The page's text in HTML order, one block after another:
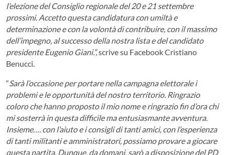
l’elezione del Consiglio regionale del 20 e 21 settembre
prossimi. Accetto questa candidatura con umiltà e
determinazione e con la volontà di contribuire, con il massimo
dell’impegno, al successo della nostra lista e del candidato
presidente Eugenio Giani.”,scrive su Facebook Cristiano
Benucci.
“Sarà l’occasione per portare nella campagna elettorale i
problemi e le opportunità del nostro territorio. Ringrazio
coloro che hanno proposto il mio nome e ringrazio fin d’ora chi
mi sosterrà in questa difficile ma entusiasmante avventura.
Insieme…. con l’aiuto e i consigli di tanti amici, con l’esperienza
di tanti militanti e amministratori, possiamo provare a giocare
questa partita. Dunque, da domani, sarò a disposizione del PD